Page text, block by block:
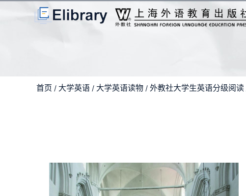
首页 / 大学英语 / 大学英语读物 / 外教社大学生英语分级阅读